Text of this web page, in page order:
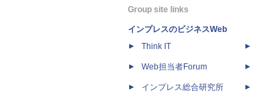
Group site links
インプレスのビジネスWeb
Think IT
Web担当者Forum
インプレス総合研究所